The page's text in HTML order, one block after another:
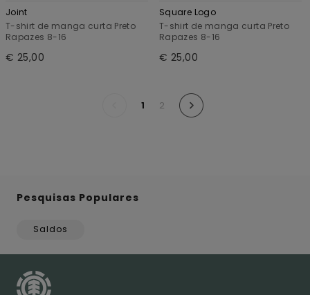
Joint
T-shirt de manga curta Preto
Rapazes 8-16
€ 25,00
Square Logo
T-shirt de manga curta Preto
Rapazes 8-16
€ 25,00
1 2
Pesquisas Populares
Saldos